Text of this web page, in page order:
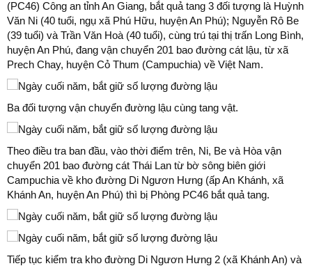
(PC46) Công an tỉnh An Giang, bắt quả tang 3 đối tượng là Huỳnh
Văn Ni (40 tuổi, ngụ xã Phú Hữu, huyện An Phú); Nguyễn Rô Be
(39 tuổi) và Trần Văn Hoà (40 tuổi), cùng trú tại thị trấn Long Bình,
huyện An Phú, đang vận chuyển 201 bao đường cát lậu, từ xã
Prech Chay, huyện Cỏ Thum (Campuchia) về Việt Nam.
Ba đối tượng vận chuyển đường lậu cùng tang vật.
Theo điều tra ban đầu, vào thời điểm trên, Ni, Be và Hòa vận
chuyển 201 bao đường cát Thái Lan từ bờ sông biên giới
Campuchia về kho đường Di Ngươn Hưng (ấp An Khánh, xã
Khánh An, huyện An Phú) thì bị Phòng PC46 bắt quả tang.
Tiếp tục kiểm tra kho đường Di Ngươn Hưng 2 (xã Khánh An) và